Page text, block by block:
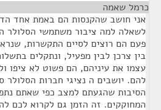
כרמל שאמה
אני חושב שהקנסות הם באמת אחד
לשאלה למה ציבור משתמשי הסלולר
פעם הם רוצים לסיים התקשרות,
בין צרכן לבין מפעיל, ונתקלים
עצמו את עיניהם, הם פשוט לא ציפו
להם. יושבים ה נציגי חברות הסלולר
הסיבות שהגעתם למצב כפי שאתם
המחוקקים. זה הזמן גם לקרוא לכם